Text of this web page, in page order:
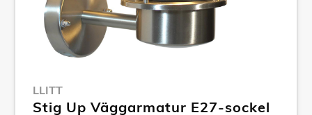
LLITT
Stig Up Väggarmatur E27-sockel